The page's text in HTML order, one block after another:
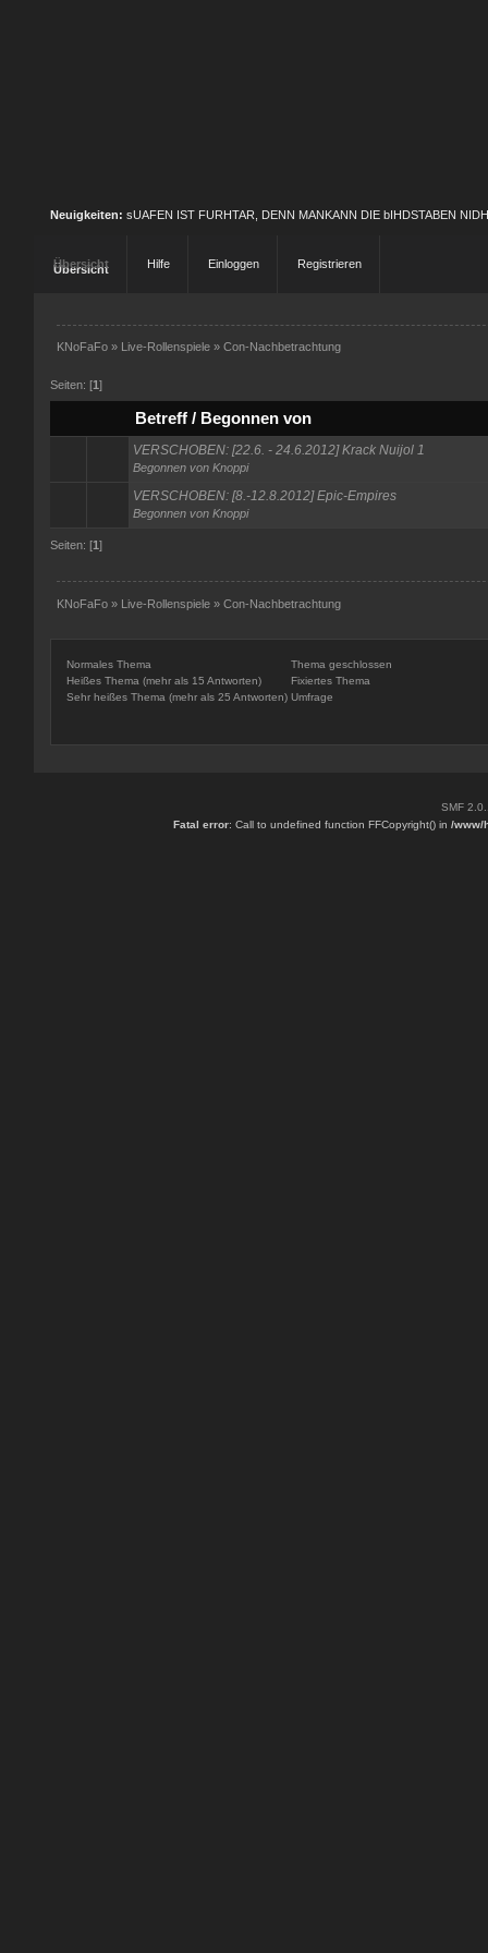
Neuigkeiten: sUAFEN IST FURHTAR, DENN MANKANN DIE bIHDSTABEN
Übersicht Hilfe Einloggen Registrieren
KNoFaFo» Live-Rollenspiele» Con-Nachbetrachtung
Seiten: [1]
Betreff/ Begonnen von
VERSCHOBEN: [22.6. - 24.6.2012] Krack Nuijol 1
Begonnen von Knoppi
VERSCHOBEN: [8.-12.8.2012] Epic-Empires
Begonnen von Knoppi
Seiten: [1]
KNoFaFo» Live-Rollenspiele» Con-Nachbetrachtung
Normales Thema
Heißes Thema (mehr als 15 Antworten)
Sehr heißes Thema (mehr als 25 Antworten)
Thema geschlossen
Fixiertes Thema
Umfrage
SMF
Fatal error: Call to undefined function FFCopyright() in/www/